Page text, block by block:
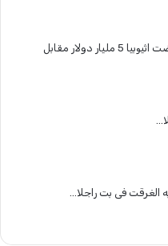
السد مشروع إسرائيلي قبضت اثيوبيا 5 مليار دولار مقابل
فى بت راجلا...